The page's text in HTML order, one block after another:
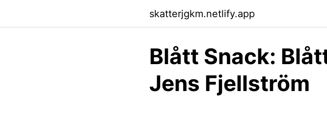
skatterjgkm.netlify.app
Blått Snack:
Jens Fjellström